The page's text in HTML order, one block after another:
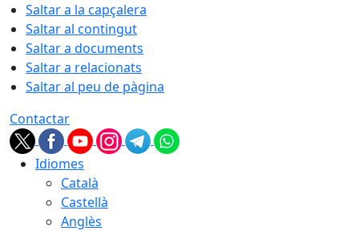
Saltar a la capçalera
Saltar al contingut
Saltar a documents
Saltar a relacionats
Saltar al peu de pàgina
Contactar
Idiomes
Català
Castellà
Anglès